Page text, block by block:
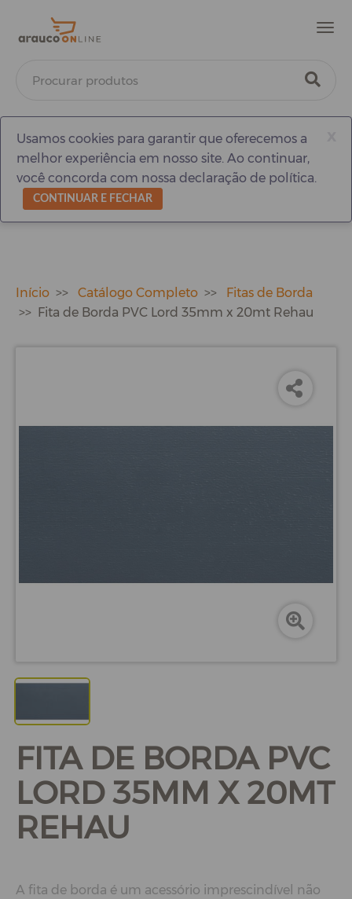
Usamos cookies para garantir que oferecemos a
melhor experiência em nosso site. Ao continuar,
você concorda com nossa declaração de política.
CONTINUAR E FECHAR
Início Catálogo Completo
Fitas de Borda
Fita de Borda PVC Lord 35mm x 20mt Rehau
FITA DE BORDA PVC
LORD 35MM X 20MT
REHAU
A fita de borda é um acessório imprescindível não